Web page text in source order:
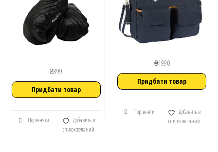
₴899
Придбати товар
Порівняти
Добавить в
список желаний
₴1990
Придбати товар
Порівняти
Добавить в
список желаний